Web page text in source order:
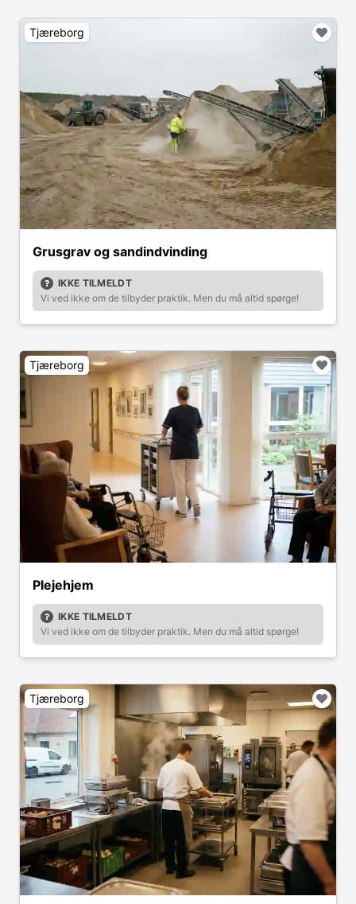
Tjæreborg
Grusgrav og sandindvinding
IKKE TILMELDT
Vi ved ikke om de tilbyder praktik. Men du må altid spørge!
Tjæreborg
Plejehjem
IKKE TILMELDT
Vi ved ikke om de tilbyder praktik. Men du må altid spørge!
Tjæreborg